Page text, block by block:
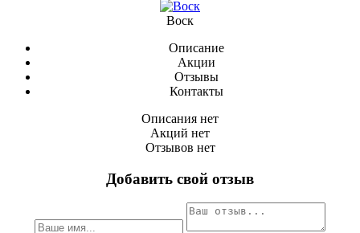
Воск
Описание
Акции
Отзывы
Контакты
Описания нет
Акций нет
Отзывов нет
Добавить свой отзыв